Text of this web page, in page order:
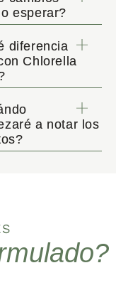
esperar?
diferencia
Chlorella
a notar los